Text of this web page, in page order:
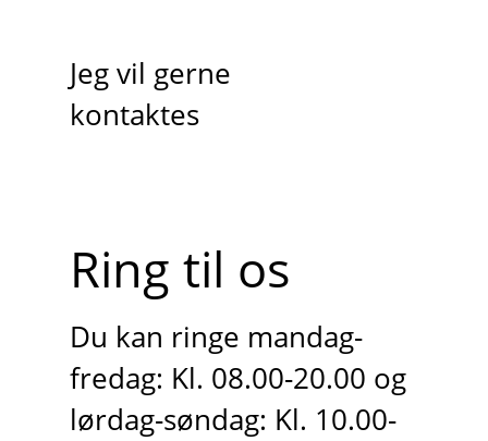
Jeg vil gerne
kontaktes
Ring til os
Du kan ringe mandag-
fredag: Kl. 08.00-20.00 og
lørdag-søndag: Kl. 10.00-